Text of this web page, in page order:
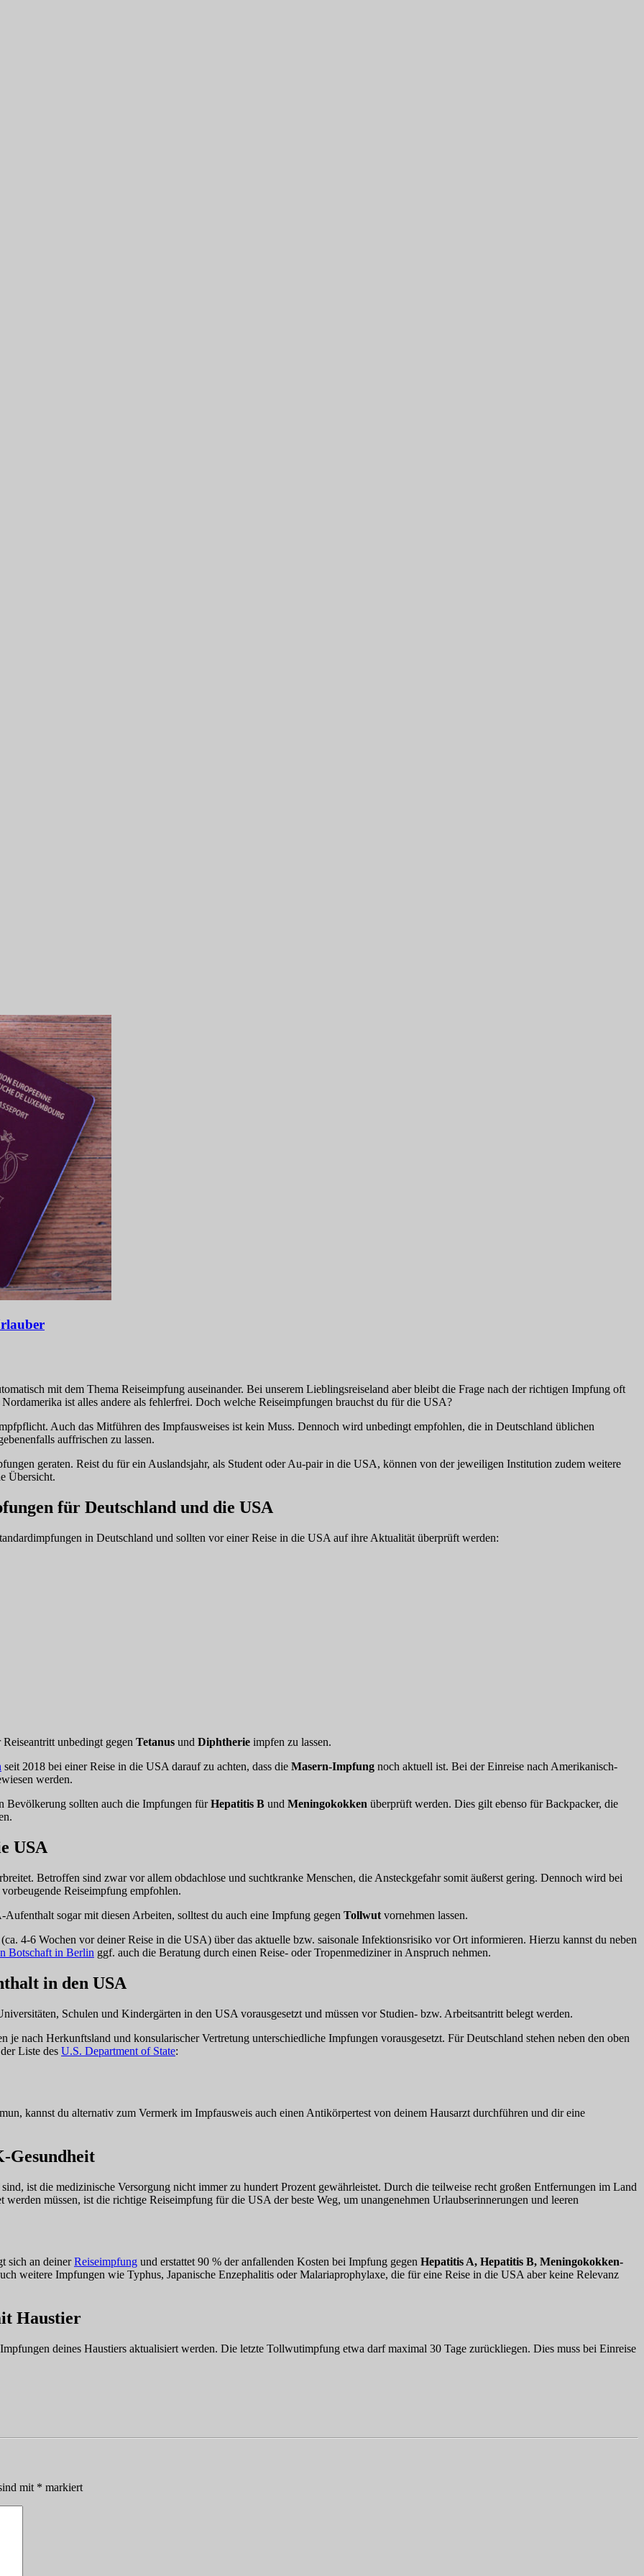
mit dem Thema Reiseimpfung auseinander. Bei unserem Lieblingsreiseland aber bleibt die Frage nach der richtigen Impfung oft
ist alles andere als fehlerfrei. Doch welche Reiseimpfungen brauchst du für die USA?
Auch das Mitführen des Impfausweises ist kein Muss. Dennoch wird unbedingt empfohlen, die in Deutschland üblichen
auffrischen zu lassen.
geraten. Reist du für ein Auslandsjahr, als Student oder Au-pair in die USA, können von der jeweiligen Institution zudem weitere
Übersicht.
für Deutschland und die USA
in Deutschland und sollten vor einer Reise in die USA auf ihre Aktualität überprüft werden:
unbedingt gegen Tetanus und Diphtherie impfen zu lassen.
seit 2018 bei einer Reise in die USA darauf zu achten, dass die Masern-Impfung noch aktuell ist. Bei der Einreise nach Amerikanisch-
werden.
Bevölkerung sollten auch die Impfungen fürHepatitis B und Meningokokken überprüft werden. Dies gilt ebenso für Backpacker, die
USA
Betroffen sind zwar vor allem obdachlose und suchtkranke Menschen, die Ansteckgefahr somit äußerst gering. Dennoch wird bei
Reiseimpfung empfohlen.
sogar mit diesen Arbeiten, solltest du auch eine Impfung gegen Tollwut vornehmen lassen.
4-6 Wochen vor deiner Reise in die USA) über das aktuelle bzw. saisonale Infektionsrisiko vor Ort informieren. Hierzu kannst du neben
Botschaft in Berlin ggf. auch die Beratung durch einen Reise- oder Tropenmediziner in Anspruch nehmen.
in den USA
Schulen und Kindergärten in den USA vorausgesetzt und müssen vor Studien- bzw. Arbeitsantritt belegt werden.
je nach Herkunftsland und konsularischer Vertretung unterschiedliche Impfungen vorausgesetzt. Für Deutschland stehen neben den oben
Liste des U.S. Department of State:
kannst du alternativ zum Vermerk im Impfausweis auch einen Antikörpertest von deinem Hausarzt durchführen und dir eine
Gesundheit
ist die medizinische Versorgung nicht immer zu hundert Prozent gewährleistet. Durch die teilweise recht großen Entfernungen im Land
müssen, ist die richtige Reiseimpfung für die USA der beste Weg, um unangenehmen Urlaubserinnerungen und leeren
sich an deinerReiseimpfung und erstattet 90 % der anfallenden Kosten bei Impfung gegen Hepatitis A, Hepatitis B, Meningokokken-
weitere Impfungen wie Typhus, Japanische Enzephalitis oder Malariaprophylaxe, die für eine Reise in die USA aber keine Relevanz
Haustier
deines Haustiers aktualisiert werden. Die letzte Tollwutimpfung etwa darf maximal 30 Tage zurückliegen. Dies muss bei Einreise
mit * markiert